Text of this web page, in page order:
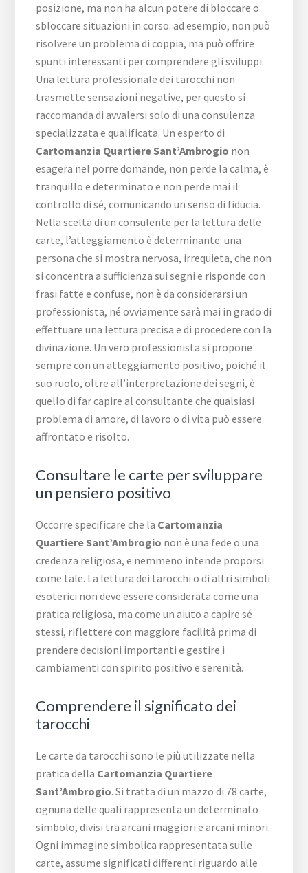
posizione, ma non ha alcun potere di bloccare o
sbloccare situazioni in corso: ad esempio, non può
risolvere un problema di coppia, ma può offrire
spunti interessanti per comprendere gli sviluppi.
Una lettura professionale dei tarocchi non
trasmette sensazioni negative, per questo si
raccomanda di avvalersi solo di una consulenza
specializzata e qualificata. Un esperto di
Cartomanzia Quartiere Sant’Ambrogio non
esagera nel porre domande, non perde la calma, è
tranquillo e determinato e non perde mai il
controllo di sé, comunicando un senso di fiducia.
Nella scelta di un consulente per la lettura delle
carte, l’atteggiamento è determinante: una
persona che si mostra nervosa, irrequieta, che non
si concentra a sufficienza sui segni e risponde con
frasi fatte e confuse, non è da considerarsi un
professionista, né ovviamente sarà mai in grado di
effettuare una lettura precisa e di procedere con la
divinazione. Un vero professionista si propone
sempre con un atteggiamento positivo, poiché il
suo ruolo, oltre all’interpretazione dei segni, è
quello di far capire al consultante che qualsiasi
problema di amore, di lavoro o di vita può essere
affrontato e risolto.
Consultare le carte per sviluppare
un pensiero positivo
Occorre specificare che la Cartomanzia
Quartiere Sant’Ambrogio non è una fede o una
credenza religiosa, e nemmeno intende proporsi
come tale. La lettura dei tarocchi o di altri simboli
esoterici non deve essere considerata come una
pratica religiosa, ma come un aiuto a capire sé
stessi, riflettere con maggiore facilità prima di
prendere decisioni importanti e gestire i
cambiamenti con spirito positivo e serenità.
Comprendere il significato dei
tarocchi
Le carte da tarocchi sono le più utilizzate nella
pratica della Cartomanzia Quartiere
Sant’Ambrogio. Si tratta di un mazzo di 78 carte,
ognuna delle quali rappresenta un determinato
simbolo, divisi tra arcani maggiori e arcani minori.
Ogni immagine simbolica rappresentata sulle
carte, assume significati differenti riguardo alle